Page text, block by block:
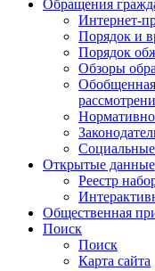
Обращения
Интернет-
Порядок и
Порядок
Обзоры
Обобщенная
Социальные
Открытые данные
Реестр
Общественная
Поиск
Поиск
Карта сайта